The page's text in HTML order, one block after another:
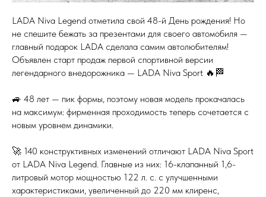
LADA Niva Legend отметила свой 48-й День рождения! Но
не спешите бежать за презентами для своего автомобиля —
главный подарок LADA сделала самим автолюбителям!
Объявлен старт продаж первой спортивной версии
легендарного внедорожника — LADA Niva Sport 🔥🏁
🚙 48 лет — пик формы, поэтому новая модель прокачалась
на максимум: фирменная проходимость теперь сочетается с
новым уровнем динамики.
🚀 140 конструктивных изменений отличают LADA Niva Sport
от LADA Niva Legend. Главные из них: 16-клапанный 1,6-
литровый мотор мощностью 122 л. с. с улучшенными
характеристиками, увеличенный до 220 мм клиренс,